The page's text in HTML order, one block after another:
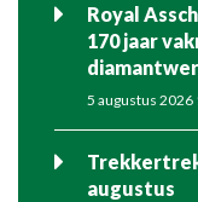
Royal
170 jaar
5 augustus 2026
augustus